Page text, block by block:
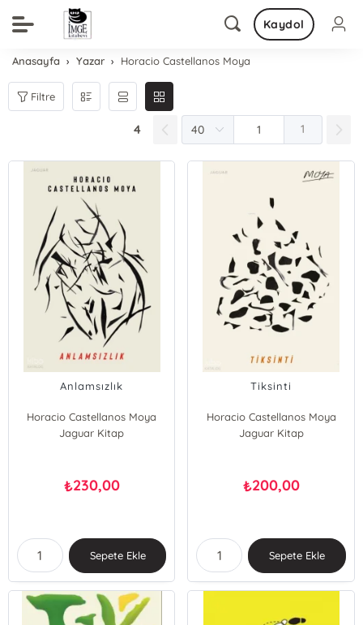
Kaydol
Anasayfa Yazar Horacio Castellanos Moya
Filtre
4 1
Anlamsızlık
Horacio Castellanos Moya
Jaguar Kitap
₺230,00
Sepete Ekle
Tiksinti
Horacio Castellanos Moya
Jaguar Kitap
₺200,00
Sepete Ekle